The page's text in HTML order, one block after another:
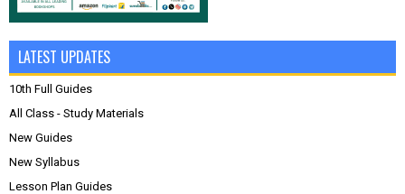
LATEST UPDATES
10th Full Guides
All Class - Study Materials
New Guides
New Syllabus
Lesson Plan Guides